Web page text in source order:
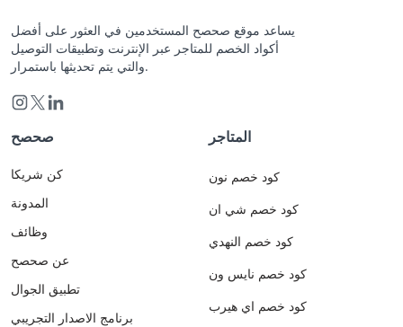
يساعد موقع صحصح المستخدمين في العثور على أفضل
أكواد الخصم للمتاجر عبر الإنترنت وتطبيقات التوصيل
والتي يتم تحديثها باستمرار.
صحصح
كن شريكا
المدونة
وظائف
عن صحصح
تطبيق الجوال
برنامج الاصدار التجريبي
المتاجر
كود خصم نون
كود خصم شي ان
كود خصم النهدي
كود خصم نايس ون
كود خصم اي هيرب